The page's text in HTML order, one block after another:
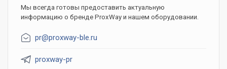
Мы всегда готовы предоставить актуальную
информацию о бренде ProxWay и нашем оборудовании.
pr@proxway-ble.ru
proxway-pr